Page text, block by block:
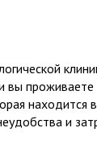
вы проживаете
находится
и